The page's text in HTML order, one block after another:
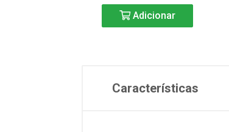
Adicionar
Características